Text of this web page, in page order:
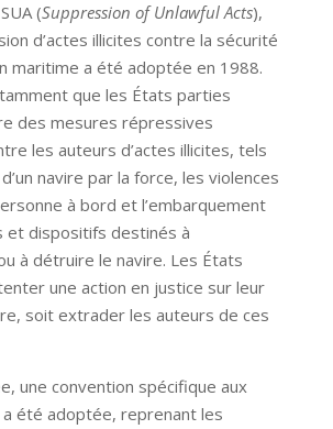
(Suppression of Unlawful Acts),
d’actes illicites contre la sécurité
maritime a été adoptée en 1988.
que les États parties
des mesures répressives
les auteurs d’actes illicites, tels
navire par la force, les violences
à bord et l’embarquement
et dispositifs destinés à
à détruire le navire. Les États
une action en justice sur leur
soit extrader les auteurs de ces
une convention spécifique aux
été adoptée, reprenant les